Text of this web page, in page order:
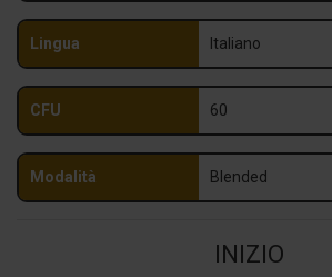
Lingua Italiano
CFU 60
Modalità Blended
INIZIO